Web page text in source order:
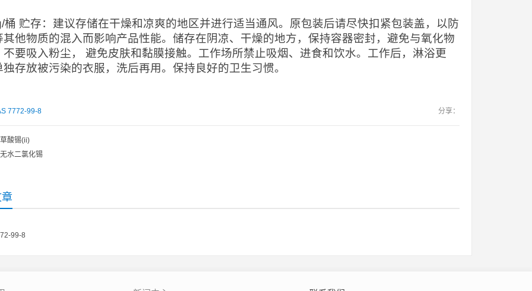
桶 贮存：建议存储在干燥和凉爽的地区并进行适当通风。原包装后请尽快扣紧包装盖，以防
其他物质的混入而影响产品性能。储存在阴凉、干燥的地方，保持容器密封，避免与氧化物
不要吸入粉尘， 避免皮肤和黏膜接触。工作场所禁止吸烟、进食和饮水。工作后，淋浴更
独存放被污染的衣服，洗后再用。保持良好的卫生习惯。
7772-99-8 分享：
草酸锡(ii)
无水二氯化锡
99-8